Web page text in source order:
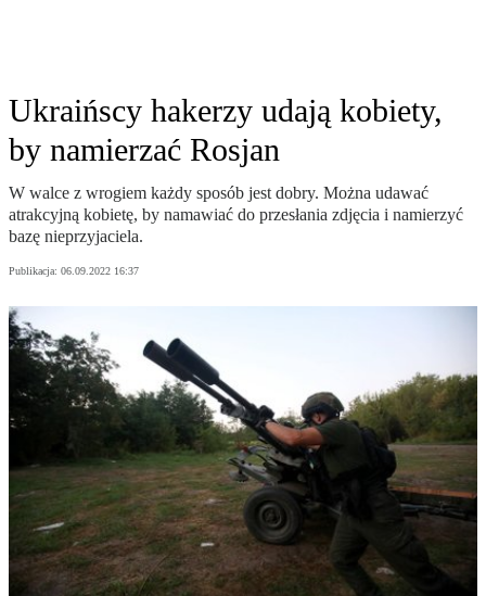
Ukraińscy hakerzy udają kobiety,
by namierzać Rosjan
W walce z wrogiem każdy sposób jest dobry. Można udawać
atrakcyjną kobietę, by namawiać do przesłania zdjęcia i namierzyć
bazę nieprzyjaciela.
Publikacja: 06.09.2022 16:37